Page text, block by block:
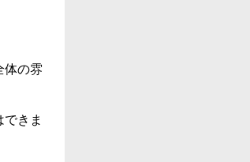
体の雰
きま